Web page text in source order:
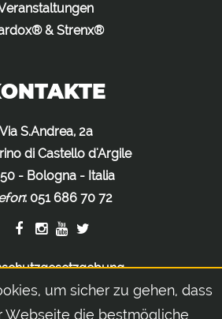
& Strenx®
Via S.Andrea, 2a
di Castello d'Argile
- Bologna - Italia
: 051 686 70 72
Hinweise
um sicher zu gehen, dass
Webseite die bestmögliche